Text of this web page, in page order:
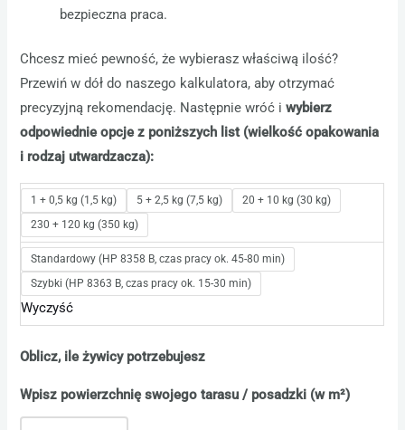
bezpieczna praca.
Chcesz mieć pewność, że wybierasz właściwą ilość?
Przewiń w dół do naszego kalkulatora, aby otrzymać
precyzyjną rekomendację. Następnie wróć iwybierz
odpowiednie opcje z poniższych list (wielkość opakowania
i rodzaj utwardzacza):
1 + 0,5 kg (1,5 kg) 5 + 2,5 kg (7,5 kg)
20 + 10 kg (30 kg)
230 + 120 kg (350 kg)
Standardowy (HP 8358 B, czas pracy ok. 45-80 min)
Szybki (HP 8363 B, czas pracy ok. 15-30 min)
Wyczyść
Oblicz, ile żywicy potrzebujesz
Wpisz powierzchnię swojego tarasu / posadzki (w m²)